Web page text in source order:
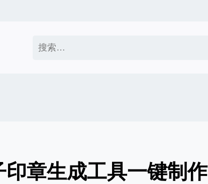
索：
章生成工具一键制作